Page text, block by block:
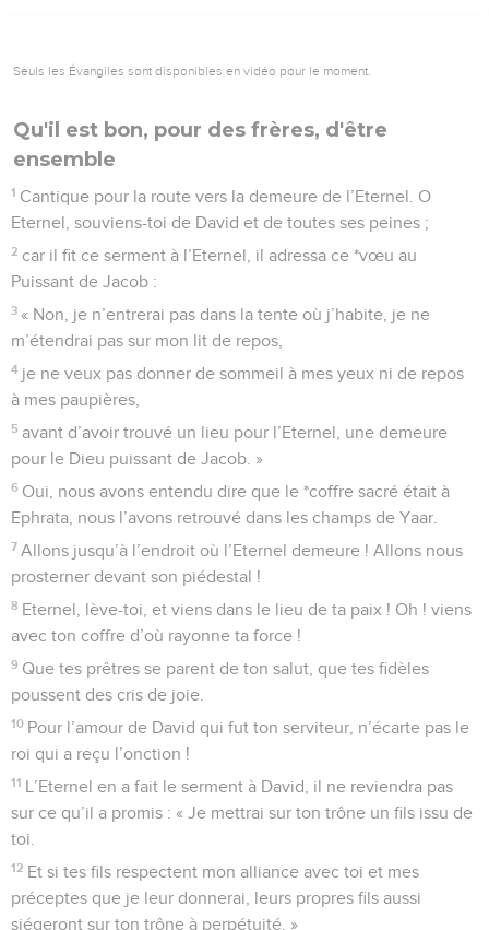
Seuls les Évangiles sont disponibles en vidéo pour le moment.
Qu'il est bon, pour des frères, d'être
ensemble
1 Cantique pour la route vers la demeure de l’Eternel. O
Eternel, souviens-toi de David et de toutes ses peines ;
2 car il fit ce serment à l’Eternel, il adressa ce *vœu au
Puissant de Jacob :
3 « Non, je n’entrerai pas dans la tente où j’habite, je ne
m’étendrai pas sur mon lit de repos,
4 je ne veux pas donner de sommeil à mes yeux ni de repos
à mes paupières,
5 avant d’avoir trouvé un lieu pour l’Eternel, une demeure
pour le Dieu puissant de Jacob. »
6 Oui, nous avons entendu dire que le *coffre sacré était à
Ephrata, nous l’avons retrouvé dans les champs de Yaar.
7 Allons jusqu’à l’endroit où l’Eternel demeure ! Allons nous
prosterner devant son piédestal !
8 Eternel, lève-toi, et viens dans le lieu de ta paix ! Oh ! viens
avec ton coffre d’où rayonne ta force !
9 Que tes prêtres se parent de ton salut, que tes fidèles
poussent des cris de joie.
10 Pour l’amour de David qui fut ton serviteur, n’écarte pas le
roi qui a reçu l’onction !
11 L’Eternel en a fait le serment à David, il ne reviendra pas
sur ce qu’il a promis : « Je mettrai sur ton trône un fils issu de
toi.
12 Et si tes fils respectent mon alliance avec toi et mes
préceptes que je leur donnerai, leurs propres fils aussi
siégeront sur ton trône à perpétuité. »